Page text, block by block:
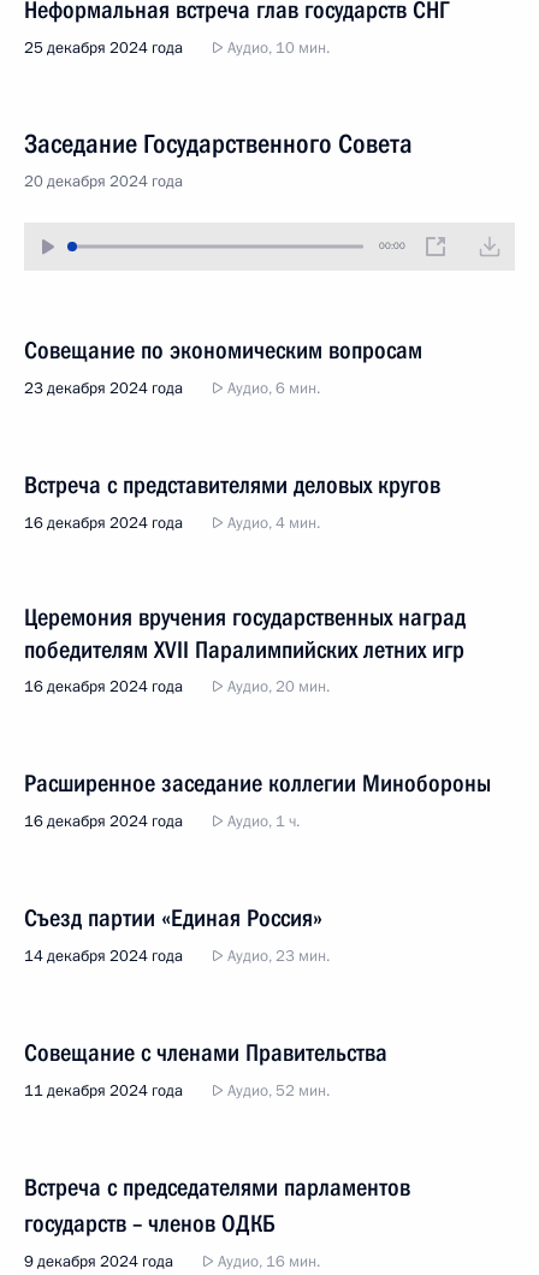
Неформальная встреча глав государств СНГ
25 декабря 2024 года Аудио, 10 мин.
Заседание Государственного Совета
20 декабря 2024 года
00:00
Совещание по экономическим вопросам
23 декабря 2024 года Аудио, 6 мин.
Встреча с представителями деловых кругов
16 декабря 2024 года Аудио, 4 мин.
Церемония вручения государственных наград
победителям ХVII Паралимпийских летних игр
16 декабря 2024 года Аудио, 20 мин.
Расширенное заседание коллегии Минобороны
16 декабря 2024 года Аудио, 1 ч.
Съезд партии «Единая Россия»
14 декабря 2024 года Аудио, 23 мин.
Совещание с членами Правительства
11 декабря 2024 года Аудио, 52 мин.
Встреча с председателями парламентов
государств – членов ОДКБ
9 декабря 2024 года Аудио, 16 мин.